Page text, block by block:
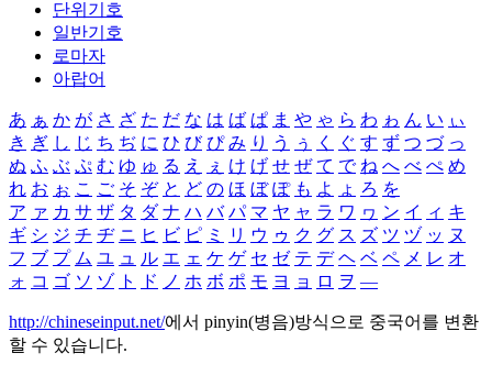
단위기호
일반기호
로마자
아랍어
あ ぁ か が さ ざ た だ な は ば ぱ ま や ゃ ら わ ゎ ん い ぃ
き ぎ し じ ち ぢ に ひ び ぴ み り う ぅ く ぐ す ず つ づ っ
ぬ ふ ぶ ぷ む ゆ ゅ る え ぇ け げ せ ぜ て で ね へ べ ぺ め
れ お ぉ こ ご そ ぞ と ど の ほ ぼ ぽ も よ ょ ろ を
ア ァ カ サ ザ タ ダ ナ ハ バ パ マ ヤ ャ ラ ワ ヮ ン イ ィ キ
ギ シ ジ チ ヂ ニ ヒ ビ ピ ミ リ ウ ゥ ク グ ス ズ ツ ヅ ッ ヌ
フ ブ プ ム ユ ュ ル エ ェ ケ ゲ セ ゼ テ デ ヘ ベ ペ メ レ オ
ォ コ ゴ ソ ゾ ト ド ノ ホ ボ ポ モ ヨ ョ ロ ヲ ―
http://chineseinput.net/에서 pinyin(병음)방식으로 중국어를 변환
할 수 있습니다.